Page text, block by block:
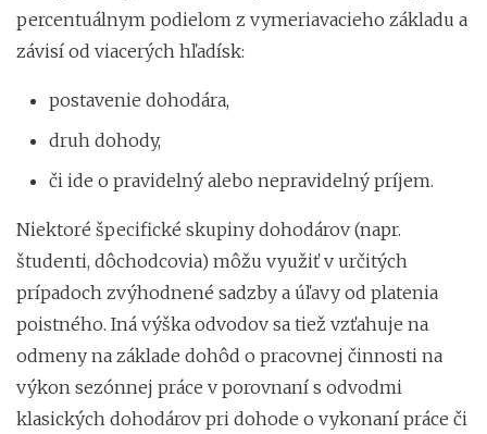
percentuálnym podielom z vymeriavacieho základu a
závisí od viacerých hľadísk:
postavenie dohodára,
druh dohody,
či ide o pravidelný alebo nepravidelný príjem.
Niektoré špecifické skupiny dohodárov (napr.
študenti, dôchodcovia) môžu využiť v určitých
prípadoch zvýhodnené sadzby a úľavy od platenia
poistného. Iná výška odvodov sa tiež vzťahuje na
odmeny na základe dohôd o pracovnej činnosti na
výkon sezónnej práce v porovnaní s odvodmi
klasických dohodárov pri dohode o vykonaní práce či